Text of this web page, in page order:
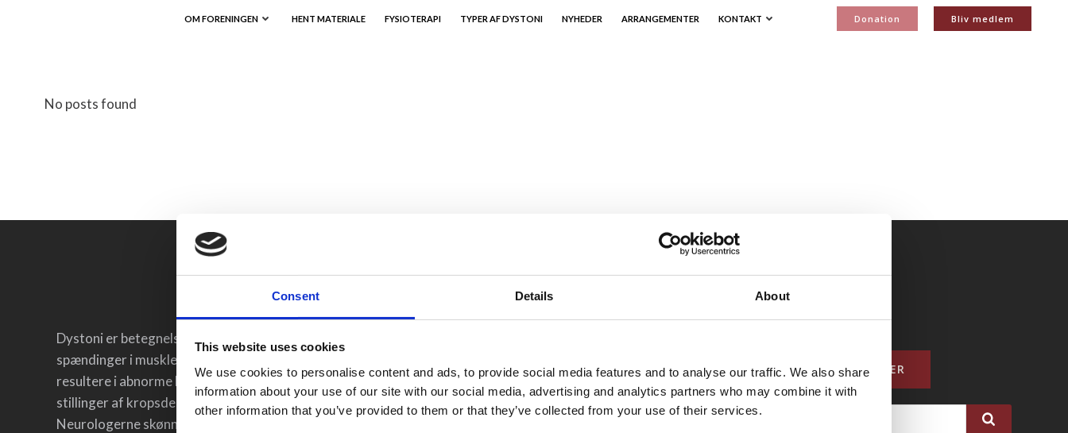
Consent Details About
This website uses cookies
We use cookies to personalise content and ads, to provide social media features and to analyse our traffic. We also share
information about your use of our site with our social media, advertising and analytics partners who may combine it with
other information that you’ve provided to them or that they’ve collected from your use of their services.
OM FORENINGEN HENT MATERIALE FYSIOTERAPI TYPER AF DYSTONI NYHEDER ARRANGEMENTER KONTAKT Donation Bliv medlem
No posts found
Dystoni er betegnelsen for ufrivillige
spændinger i musklerne, som kan
resultere i abnorme bevægelser og
stillinger af kropsdele og lemmer.
Neurologerne skønner, at der er ca.
Menu
Hent Materiale
Fysioterapi
Kontakt
Vestergade 105, 8464 Galten
+45 35 100 102
info@dystoni.dk
Bliv medlem
LÆS MERE HER